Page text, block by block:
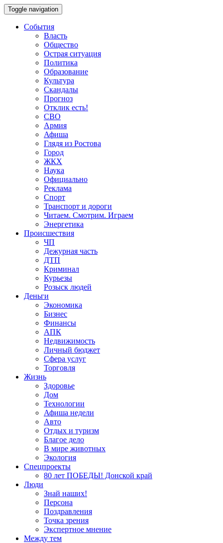
Toggle navigation
События
Власть
Общество
Острая ситуация
Политика
Образование
Культура
Скандалы
Прогноз
Отклик есть!
СВО
Армия
Афиша
Глядя из Ростова
Город
ЖКХ
Наука
Официально
Реклама
Спорт
Транспорт и дороги
Читаем. Смотрим. Играем
Энергетика
Происшествия
ЧП
Дежурная часть
ДТП
Криминал
Курьезы
Розыск людей
Деньги
Экономика
Бизнес
Финансы
АПК
Недвижимость
Личный бюджет
Сфера услуг
Торговля
Жизнь
Здоровье
Дом
Технологии
Афиша недели
Авто
Отдых и туризм
Благое дело
В мире животных
Экология
Спецпроекты
80 лет ПОБЕДЫ! Донской край
Люди
Знай наших!
Персона
Поздравления
Точка зрения
Экспертное мнение
Между тем